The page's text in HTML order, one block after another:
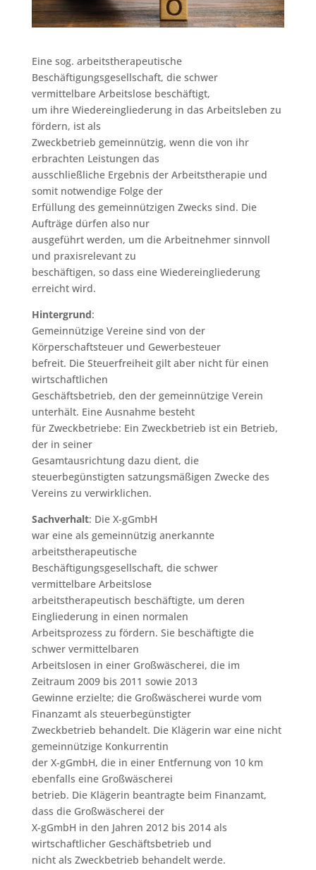
Eine sog. arbeitstherapeutische
Beschäftigungsgesellschaft, die schwer
vermittelbare Arbeitslose beschäftigt,
um ihre Wiedereingliederung in das Arbeitsleben zu
fördern, ist als
Zweckbetrieb gemeinnützig, wenn die von ihr
erbrachten Leistungen das
ausschließliche Ergebnis der Arbeitstherapie und
somit notwendige Folge der
Erfüllung des gemeinnützigen Zwecks sind. Die
Aufträge dürfen also nur
ausgeführt werden, um die Arbeitnehmer sinnvoll
und praxisrelevant zu
beschäftigen, so dass eine Wiedereingliederung
erreicht wird.
Hintergrund:
Gemeinnützige Vereine sind von der
Körperschaftsteuer und Gewerbesteuer
befreit. Die Steuerfreiheit gilt aber nicht für einen
wirtschaftlichen
Geschäftsbetrieb, den der gemeinnützige Verein
unterhält. Eine Ausnahme besteht
für Zweckbetriebe: Ein Zweckbetrieb ist ein Betrieb,
der in seiner
Gesamtausrichtung dazu dient, die
steuerbegünstigten satzungsmäßigen Zwecke des
Vereins zu verwirklichen.
Sachverhalt: Die X-gGmbH
war eine als gemeinnützig anerkannte
arbeitstherapeutische
Beschäftigungsgesellschaft, die schwer
vermittelbare Arbeitslose
arbeitstherapeutisch beschäftigte, um deren
Eingliederung in einen normalen
Arbeitsprozess zu fördern. Sie beschäftigte die
schwer vermittelbaren
Arbeitslosen in einer Großwäscherei, die im
Zeitraum 2009 bis 2011 sowie 2013
Gewinne erzielte; die Großwäscherei wurde vom
Finanzamt als steuerbegünstigter
Zweckbetrieb behandelt. Die Klägerin war eine nicht
gemeinnützige Konkurrentin
der X-gGmbH, die in einer Entfernung von 10 km
ebenfalls eine Großwäscherei
betrieb. Die Klägerin beantragte beim Finanzamt,
dass die Großwäscherei der
X-gGmbH in den Jahren 2012 bis 2014 als
wirtschaftlicher Geschäftsbetrieb und
nicht als Zweckbetrieb behandelt werde.